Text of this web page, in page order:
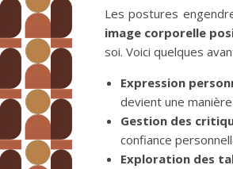
Les postures
image corporelle
soi. Voici quelques
Expression
devient une
Gestion des
confiance
Exploration des